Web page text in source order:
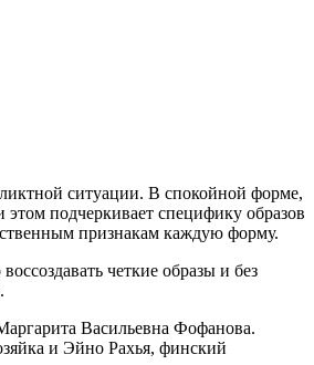
ситуации. В спокойной форме,
подчеркивает специфику образов
признакам каждую форму.
четкие образы и без
Васильевна Фофанова.
и Эйно Рахья, финский